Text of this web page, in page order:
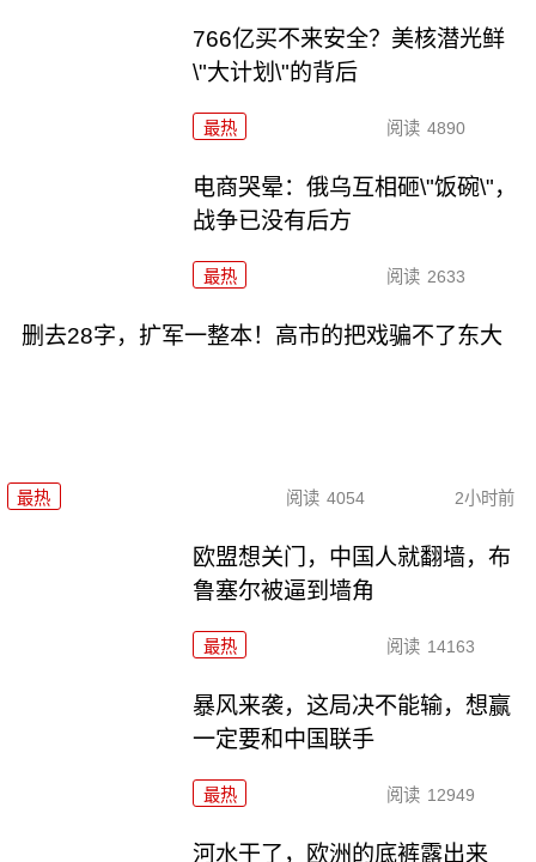
766亿买不来安全？美核潜光鲜
\"大计划\"的背后
最热 阅读 4890
电商哭晕：俄乌互相砸\"饭碗\"，
战争已没有后方
最热 阅读 2633
删去28字，扩军一整本！高市的把戏骗不了东大
最热 阅读 4054 2小时前
欧盟想关门，中国人就翻墙，布
鲁塞尔被逼到墙角
最热 阅读 14163
暴风来袭，这局决不能输，想赢
一定要和中国联手
最热 阅读 12949
河水干了，欧洲的底裤露出来